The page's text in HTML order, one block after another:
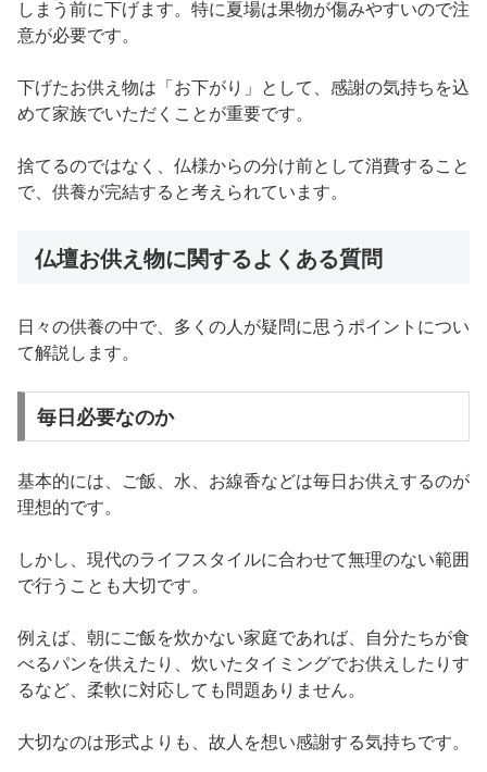
しまう前に下げます。特に夏場は果物が傷みやすいので注
意が必要です。
下げたお供え物は「お下がり」として、感謝の気持ちを込
めて家族でいただくことが重要です。
捨てるのではなく、仏様からの分け前として消費すること
で、供養が完結すると考えられています。
仏壇お供え物に関するよくある質問
日々の供養の中で、多くの人が疑問に思うポイントについ
て解説します。
毎日必要なのか
基本的には、ご飯、水、お線香などは毎日お供えするのが
理想的です。
しかし、現代のライフスタイルに合わせて無理のない範囲
で行うことも大切です。
例えば、朝にご飯を炊かない家庭であれば、自分たちが食
べるパンを供えたり、炊いたタイミングでお供えしたりす
るなど、柔軟に対応しても問題ありません。
大切なのは形式よりも、故人を想い感謝する気持ちです。